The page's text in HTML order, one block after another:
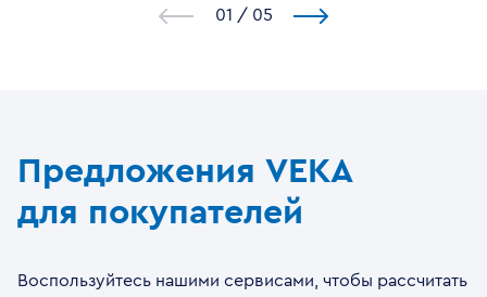
1 / 5
Предложения VEKA
для покупателей
Воспользуйтесь нашими сервисами, чтобы рассчитать